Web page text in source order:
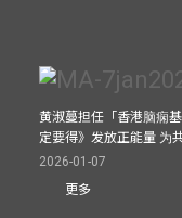
黄淑蔓担任「香港脑痫
定要得》发放正能量 为
2026-01-07
更多